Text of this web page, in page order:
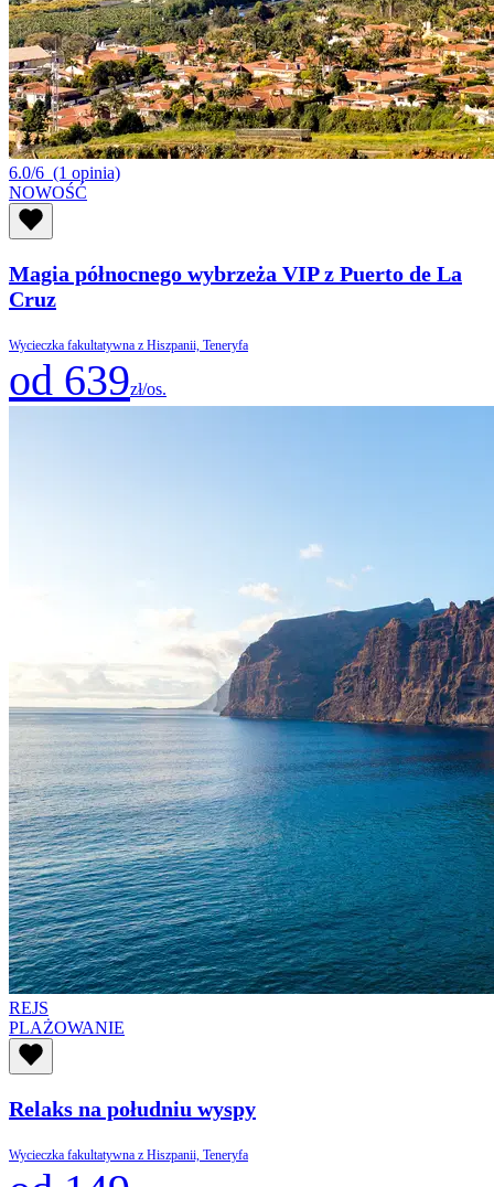
6.0/6 (1 opinia)
NOWOŚĆ
Magia północnego wybrzeża VIP z Puerto de La
Cruz
Wycieczka fakultatywna z Hiszpanii, Teneryfa
od 639zł/os.
REJS
PLAŻOWANIE
Relaks na południu wyspy
Wycieczka fakultatywna z Hiszpanii, Teneryfa